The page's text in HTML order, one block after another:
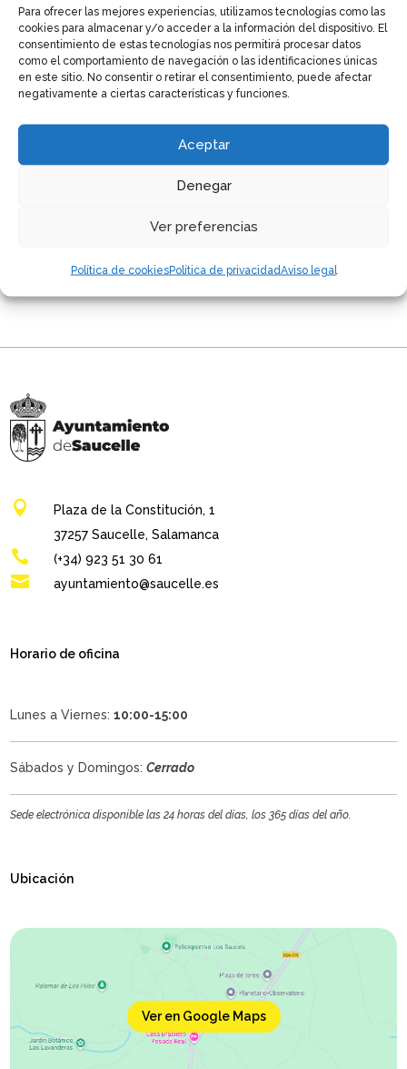
Para ofrecer las mejores experiencias, utilizamos tecnologías como las
cookies para almacenar y/o acceder a la información del dispositivo. El
consentimiento de estas tecnologías nos permitirá procesar datos
como el comportamiento de navegación o las identificaciones únicas
en este sitio. No consentir o retirar el consentimiento, puede afectar
negativamente a ciertas características y funciones.
Aceptar
Denegar
Ver preferencias
Política de cookiesPolítica de privacidadAviso legal
sorpresas
Saucelle estrena su Auditorio Municipal
«Laureano Bordallo»
actividades de verano para niños y adultos
sus puertas el próximo 27 de junio
No hay comentarios que mostrar.

Plaza de la Constitución, 1
37257 Saucelle, Salamanca
 (+34) 923 51 30 61
 ayuntamiento@saucelle.es
Horario de oficina
Lunes a Viernes:10:00-15:00
Sábados y Domingos:Cerrado
Sede electrónica disponible las 24 horas del días, los 365 días del año.
Ubicación
Ver en Google Maps